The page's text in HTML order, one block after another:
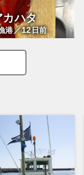
カハタ
港／12日前